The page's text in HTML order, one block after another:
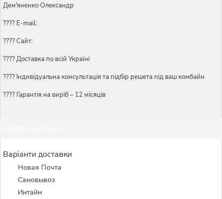
Дем'яненко Олександр
???? E-mail:
???? Сайт:
???? Доставка по всій Україні
????️ Індивідуальна консультація та підбір решета під ваш комбайн
???? Гарантія на виріб – 12 місяців
Варіанти доставки
Новая Почта
Самовывоз
Интайм